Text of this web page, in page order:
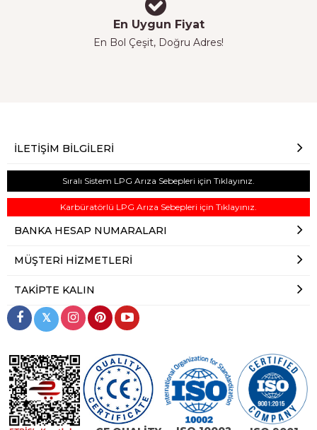
En Uygun Fiyat
En Bol Çeşit, Doğru Adres!
İLETIŞIM BILGILERI
Sıralı Sistem LPG Arıza Sebepleri için Tıklayınız.
Karbüratörlü LPG Arıza Sebepleri için Tıklayınız.
BANKA HESAP NUMARALARI
MÜŞTERI HIZMETLERI
TAKIPTE KALIN
𝕏